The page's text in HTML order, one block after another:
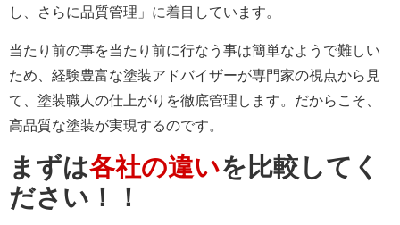
し、さらに品質管理」に着目しています。
当たり前の事を当たり前に行なう事は簡単なようで難しい
ため、経験豊富な塗装アドバイザーが専門家の視点から見
て、塗装職人の仕上がりを徹底管理します。だからこそ、
高品質な塗装が実現するのです。
まずは各社の違いを比較してく
ださい！！